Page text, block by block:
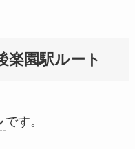
園駅ルート
です。